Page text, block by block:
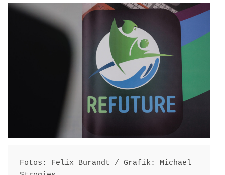
Fotos: Felix Burandt / Grafik: Michael